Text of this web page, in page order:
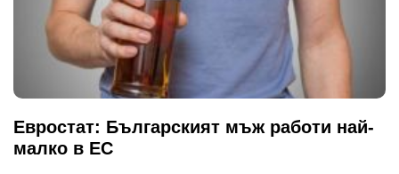
Евростат: Българският мъж работи най-
малко в ЕС